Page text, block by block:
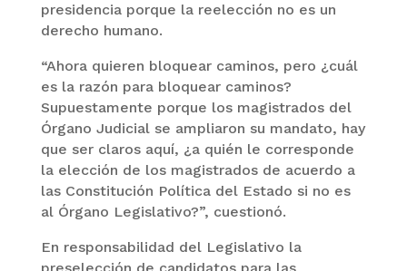
presidencia porque la reelección no es un
derecho humano.
“Ahora quieren bloquear caminos, pero ¿cuál
es la razón para bloquear caminos?
Supuestamente porque los magistrados del
Órgano Judicial se ampliaron su mandato, hay
que ser claros aquí, ¿a quién le corresponde
la elección de los magistrados de acuerdo a
las Constitución Política del Estado si no es
al Órgano Legislativo?”, cuestionó.
En responsabilidad del Legislativo la